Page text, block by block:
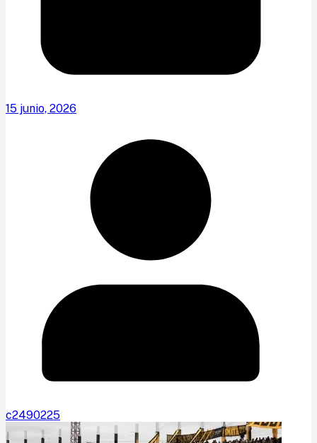
15 junio, 2026
c2490225